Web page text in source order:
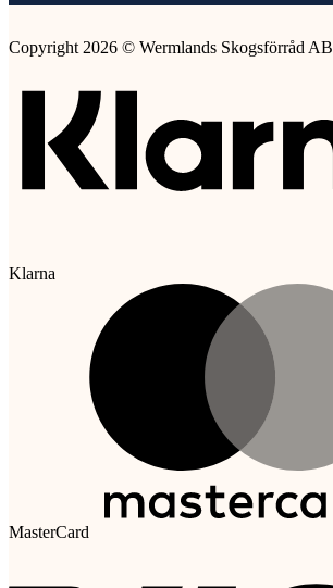
Copyright 2026 © Wermlands Skogsförråd AB
Klarna
MasterCard